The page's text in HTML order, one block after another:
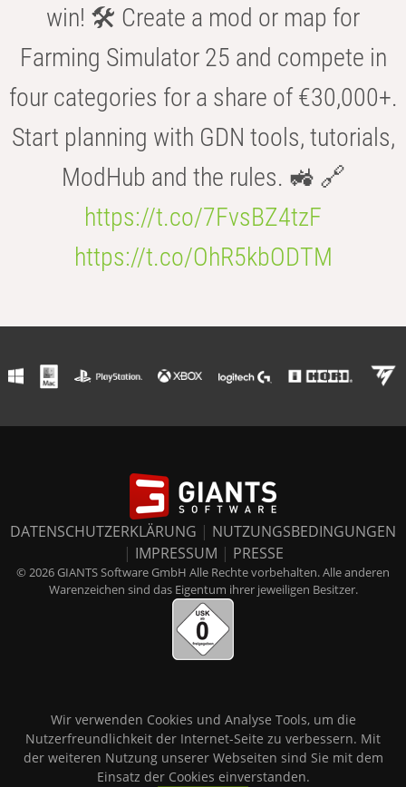
win! 🛠️ Create a mod or map for
Farming Simulator 25 and compete in
four categories for a share of €30,000+.
Start planning with GDN tools, tutorials,
ModHub and the rules. 🚜 🔗
https://t.co/7FvsBZ4tzF
https://t.co/OhR5kbODTM
DATENSCHUTZERKLÄRUNG | NUTZUNGSBEDINGUNGEN
| IMPRESSUM | PRESSE
© 2026 GIANTS Software GmbH Alle Rechte vorbehalten. Alle anderen
Warenzeichen sind das Eigentum ihrer jeweiligen Besitzer.
Wir verwenden Cookies und Analyse Tools, um die
Nutzerfreundlichkeit der Internet-Seite zu verbessern. Mit
der weiteren Nutzung unserer Webseiten sind Sie mit dem
Einsatz der Cookies einverstanden.